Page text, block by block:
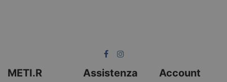
METI.R Assistenza Account